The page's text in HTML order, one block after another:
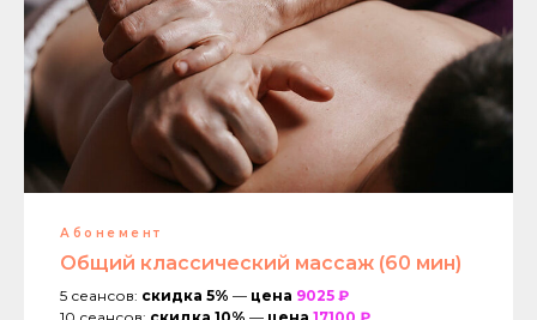
Абонемент
Общий классический массаж (60 мин)
5 сеансов: скидка 5% — цена 9025 ₽